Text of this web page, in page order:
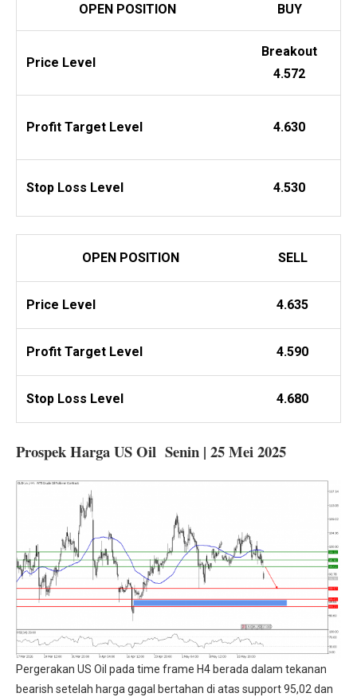
OPEN POSITION BUY
Price Level
Breakout
4.572
Profit Target Level 4.630
Stop Loss Level 4.530
OPEN POSITION SELL
Price Level 4.635
Profit Target Level 4.590
Stop Loss Level 4.680
Prospek Harga US Oil Senin | 25 Mei 2025
Pergerakan US Oil pada time frame H4 berada dalam tekanan
bearish setelah harga gagal bertahan di atas support 95,02 dan